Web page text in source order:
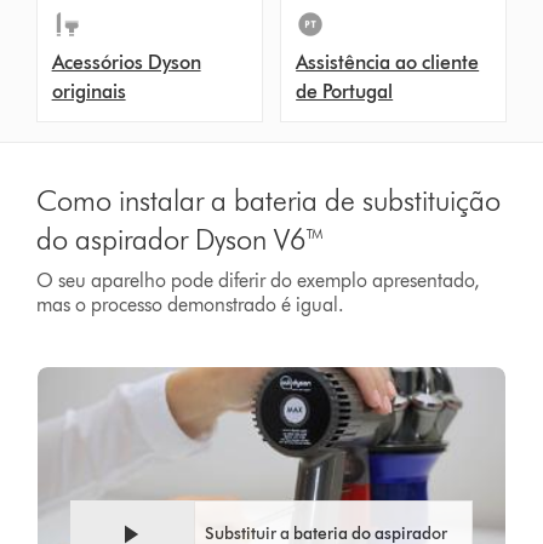
Acessórios Dyson
originais
Assistência ao cliente
de Portugal
Como instalar a bateria de substituição
do aspirador Dyson V6™
O seu aparelho pode diferir do exemplo apresentado,
mas o processo demonstrado é igual.
Substituir a bateria do aspirador